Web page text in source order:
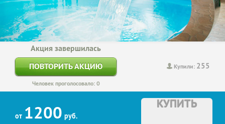
Купили: 255
Акция завершилась
ПОВТОРИТЬ АКЦИЮ
Человек проголосовало: 0
от 1200 руб.
КУПИТЬ